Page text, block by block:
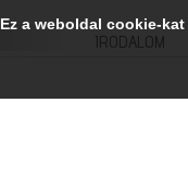
IRODALOM
Ez a weboldal cookie-